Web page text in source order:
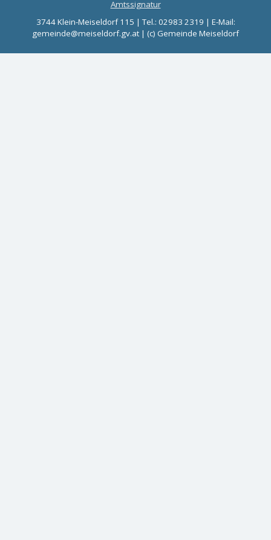
Amtssignatur
3744 Klein-Meiseldorf 115 | Tel.: 02983 2319 | E-Mail:
gemeinde@meiseldorf.gv.at | (c) Gemeinde Meiseldorf